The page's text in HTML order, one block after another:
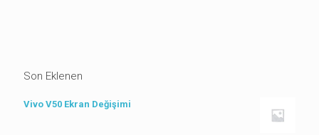
Son Eklenen
Vivo V50 Ekran Değişimi